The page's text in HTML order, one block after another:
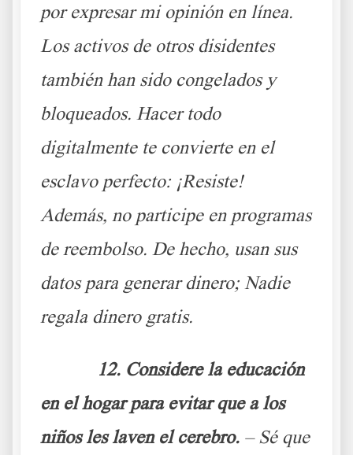
por expresar mi opinión en línea.
Los activos de otros disidentes
también han sido congelados y
bloqueados. Hacer todo
digitalmente te convierte en el
esclavo perfecto: ¡Resiste!
Además, no participe en programas
de reembolso. De hecho, usan sus
datos para generar dinero; Nadie
regala dinero gratis.
12. Considere la educación
en el hogar para evitar que a los
niños les laven el cerebro. – Sé que